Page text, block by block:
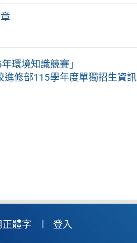
環境知識競賽」
進修部115學年度單獨招生資訊
體字 登入